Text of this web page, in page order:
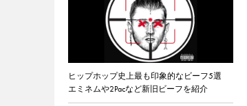
ヒップホップ史上最も印象的なビーフ5選
エミネムや2Pacなど新旧ビーフを紹介